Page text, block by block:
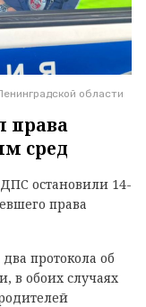
области
права
сред
остановили 14-
права
протокола об
в обоих случаях